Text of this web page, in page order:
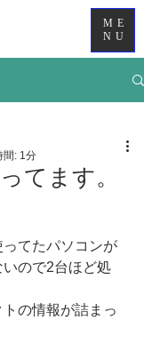
ME
NU
てます。
間: 1分
てたパソコンが
ので2台ほど処
の情報が詰まっ